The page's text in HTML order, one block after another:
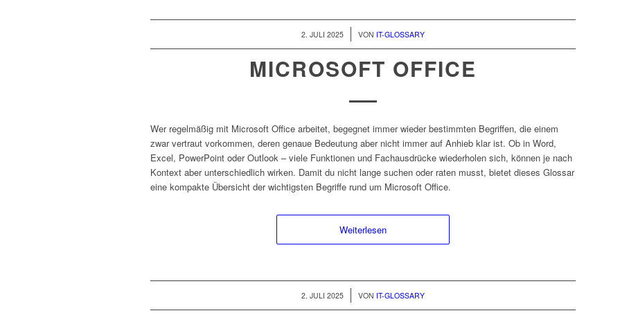
2. JULI 2025 VON IT-GLOSSARY
MICROSOFT OFFICE
Wer regelmäßig mit Microsoft Office arbeitet, begegnet immer wieder bestimmten Begriffen, die einem
zwar vertraut vorkommen, deren genaue Bedeutung aber nicht immer auf Anhieb klar ist. Ob in Word,
Excel, PowerPoint oder Outlook – viele Funktionen und Fachausdrücke wiederholen sich, können je nach
Kontext aber unterschiedlich wirken. Damit du nicht lange suchen oder raten musst, bietet dieses Glossar
eine kompakte Übersicht der wichtigsten Begriffe rund um Microsoft Office.
Weiterlesen
2. JULI 2025 VON IT-GLOSSARY